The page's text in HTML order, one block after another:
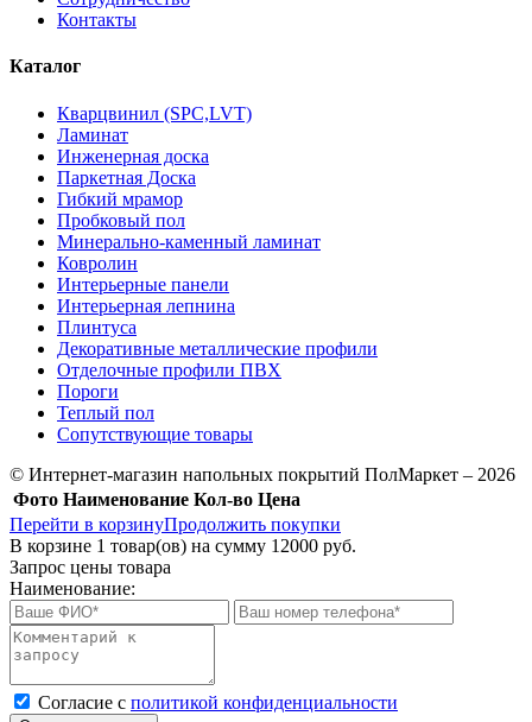
Контакты
Каталог
Кварцвинил (SPC,LVT)
Ламинат
Инженерная доска
Паркетная Доска
Гибкий мрамор
Пробковый пол
Минерально-каменный ламинат
Ковролин
Интерьерные панели
Интерьерная лепнина
Плинтуса
Декоративные металлические профили
Отделочные профили ПВХ
Пороги
Теплый пол
Сопутствующие товары
© Интернет-магазин напольных покрытий ПолМаркет – 2026
Фото Наименование Кол-во Цена
Перейти в корзинуПродолжить покупки
В корзине 1 товар(ов) на сумму 12000 руб.
Запрос цены товара
Наименование:
Cогласие с политикой конфиденциальности